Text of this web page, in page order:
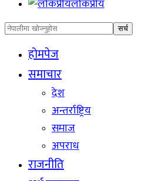
लोकप्रीय
होमपेज
समाचार
देश
अन्तर्राष्ट्रिय
समाज
अपराध
राजनीति